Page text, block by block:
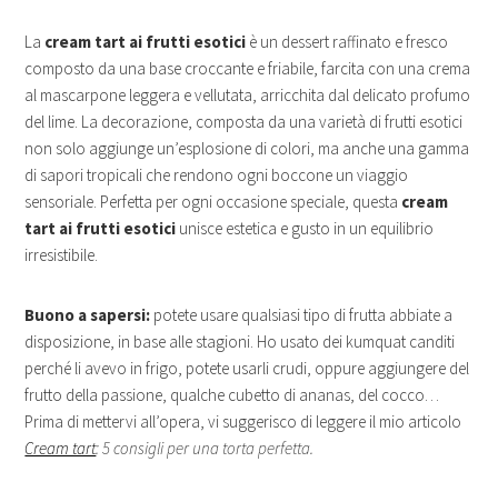
La cream tart ai frutti esotici è un dessert raffinato e fresco
composto da una base croccante e friabile, farcita con una crema
al mascarpone leggera e vellutata, arricchita dal delicato profumo
del lime. La decorazione, composta da una varietà di frutti esotici
non solo aggiunge un’esplosione di colori, ma anche una gamma
di sapori tropicali che rendono ogni boccone un viaggio
sensoriale. Perfetta per ogni occasione speciale, questa cream
tart ai frutti esotici unisce estetica e gusto in un equilibrio
irresistibile.
Buono a sapersi: potete usare qualsiasi tipo di frutta abbiate a
disposizione, in base alle stagioni. Ho usato dei kumquat canditi
perché li avevo in frigo, potete usarli crudi, oppure aggiungere del
frutto della passione, qualche cubetto di ananas, del cocco…
Prima di mettervi all’opera, vi suggerisco di leggere il mio articolo
Cream tart: 5 consigli per una torta perfetta.